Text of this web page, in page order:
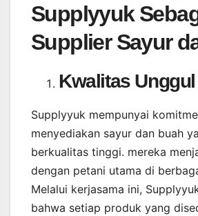
Supplyyuk
Supplier Sayur
Kwalitas Unggul
Supplyyuk mempunyai
menyediakan sayur dan buah
berkualitas tinggi. mereka
dengan petani utama di
Melalui kerjasama ini,
bahwa setiap produk yang